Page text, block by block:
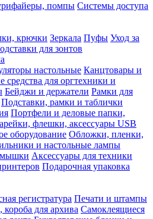
помпы Системы доступа
крючки Зеркала Пуфы Уход за
для зонтов
настольные Канцтовары и
средства для оргтехники и
Бейджи и держатели Рамки для
Подставки, рамки и таблички
Портфели и деловые папки,
флешки, аксессуары USB
оборудование Обложки, пленки,
и настольные лампы
мышки Аксессуары для техники
Подарочная упаковка
регистратура Печати и штампы
для архива Самоклеящиеся